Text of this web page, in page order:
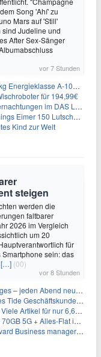
Song 'Ahí' zu
Mars auf 'Still'
sind Judeline und
After Sex-Sänger
vor 7 Stunden
A-10% 1400 U/Min für 289,97€
für 194,99€
Resort inkl. HP + Wellness ab 174€ p.P.
150 Lutscher für 21,95€
Kind zur Welt
steigen
werden die
faltbarer
2026 im Vergleich
um 20
für
sein: das
[…] (00)
vor 8 Stunden
neue Deals zum Stöbern
Geschäftskundenkonto
für nur 6,66€ – nur 48 Stunden
Netz für 34,99€/Monat – eff. 4,65€/Monat
Digital-Kombi-Abo 1 Monat kostenlos